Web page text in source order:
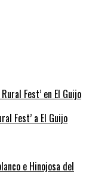
Fest’ a El Guijo
e Hinojosa del